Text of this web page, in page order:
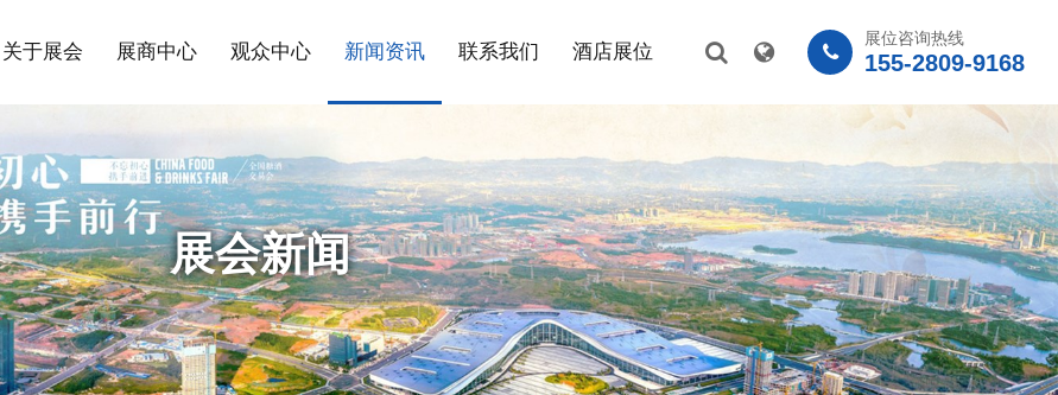
展位咨询热线
155-2809-9168
关于展会 展商中心 观众中心 新闻资讯 联系我们 酒店展位
展会新闻